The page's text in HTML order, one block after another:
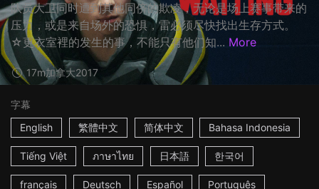
队员大卫同时遭到其他同侪的欺凌，无论是场上赛事带来的
压力，或是来自场外的恐惧，雷必须尽快找出生存方式。
☆更衣室裡的发生的事，不能只有他们知... More
17m加拿大2017
字幕
English
繁體中文 简体中文 Bahasa Indonesia
Tiếng Việt ภาษาไทย 日本語 한국어
français Deutsch Español Português